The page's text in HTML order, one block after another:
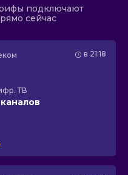
подключают
сейчас
в 21:18
ТВ